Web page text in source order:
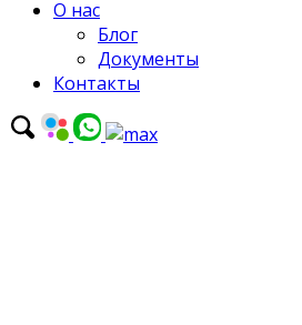
О нас
Блог
Документы
Контакты